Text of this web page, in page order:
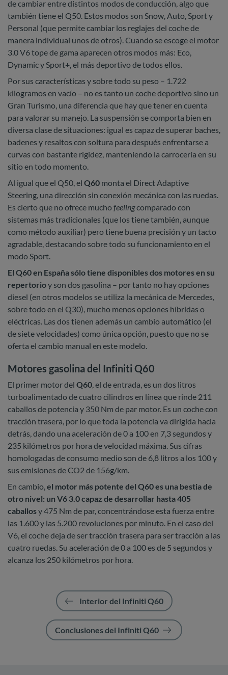
de cambiar entre distintos modos de conducción, algo que
también tiene el Q50. Estos modos son Snow, Auto, Sport y
Personal (que permite cambiar los reglajes del coche de
manera individual unos de otros). Cuando se escoge el motor
3.0 V6 tope de gama aparecen otros modos más: Eco,
Dynamic y Sport+, el más deportivo de todos ellos.
Por sus características y sobre todo su peso – 1.722
kilogramos en vacío – no es tanto un coche deportivo sino un
Gran Turismo, una diferencia que hay que tener en cuenta
para valorar su manejo. La suspensión se comporta bien en
diversa clase de situaciones: igual es capaz de superar baches,
badenes y resaltos con soltura para después enfrentarse a
curvas con bastante rigidez, manteniendo la carrocería en su
sitio en todo momento.
Al igual que el Q50, el Q60 monta el Direct Adaptive
Steering, una dirección sin conexión mecánica con las ruedas.
Es cierto que no ofrece muchofeelingcomparado con
sistemas más tradicionales (que los tiene también, aunque
como método auxiliar) pero tiene buena precisión y un tacto
agradable, destacando sobre todo su funcionamiento en el
modo Sport.
El Q60 en España sólo tiene disponibles dos motores en su
repertorioy son dos gasolina – por tanto no hay opciones
diesel (en otros modelos se utiliza la mecánica de Mercedes,
sobre todo en el Q30), mucho menos opciones híbridas o
eléctricas. Las dos tienen además un cambio automático (el
de siete velocidades) como única opción, puesto que no se
oferta el cambio manual en este modelo.
Motores gasolina del Infiniti Q60
El primer motor del Q60, el de entrada, es un dos litros
turboalimentado de cuatro cilindros en línea que rinde 211
caballos de potencia y 350 Nm de par motor. Es un coche con
tracción trasera, por lo que toda la potencia va dirigida hacia
detrás, dando una aceleración de 0 a 100 en 7,3 segundos y
235 kilómetros por hora de velocidad máxima. Sus cifras
homologadas de consumo medio son de 6,8 litros a los 100 y
sus emisiones de CO2 de 156g/km.
En cambio,el motor más potente del Q60 es una bestia de
otro nivel: un V6 3.0 capaz de desarrollar hasta 405
caballosy 475 Nm de par, concentrándose esta fuerza entre
las 1.600 y las 5.200 revoluciones por minuto. En el caso del
V6, el coche deja de ser tracción trasera para ser tracción a las
cuatro ruedas. Su aceleración de 0 a 100 es de 5 segundos y
alcanza los 250 kilómetros por hora.
Interior del Infiniti Q60
Conclusiones del Infiniti Q60